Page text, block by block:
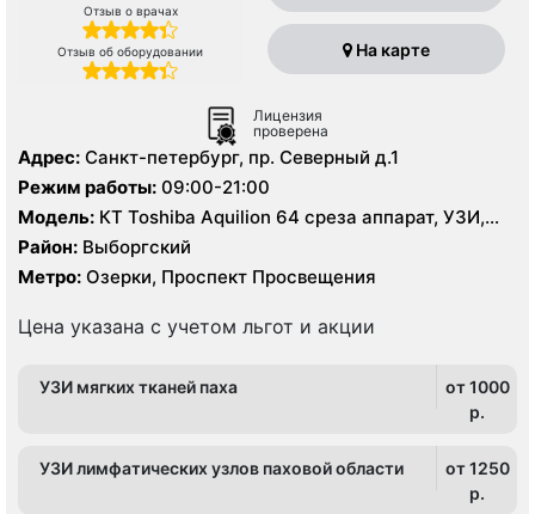
Отзыв о врачах
Отзыв об оборудовании На карте
Лицензия
проверена
Адрес: Санкт-петербург, пр. Северный д.1
Режим работы: 09:00-21:00
Модель: КТ Toshiba Aquilion 64 среза аппарат, УЗИ,
рентген
Район: Выборгский
Метро: Озерки, Проспект Просвещения
Цена указана с учетом льгот и акции
УЗИ мягких тканей паха
от 1000
p.
УЗИ лимфатических узлов паховой области
от 1250
p.